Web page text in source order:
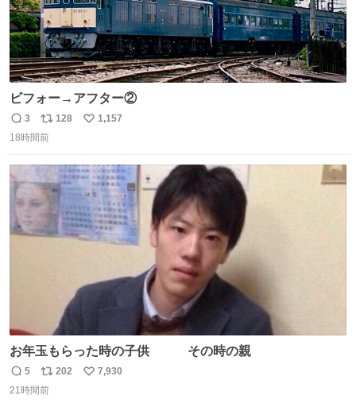
ビフォー→アフター②
返
信
3
リ
ポ
数
128
い
数
1,157
18時間前
お年玉もらった時の子供 その時の親
返
信
5
リ
ポ
202
い
7,930
21時間前